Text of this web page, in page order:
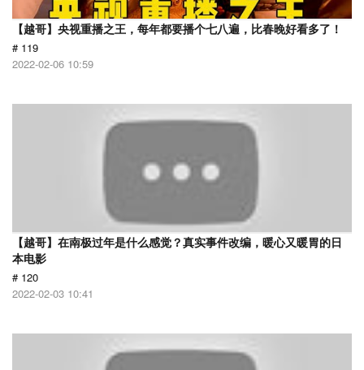
【越哥】央视重播之王，每年都要播个七八遍，比春晚好看多了！
# 119
2022-02-06 10:59
【越哥】在南极过年是什么感觉？真实事件改编，暖心又暖胃的日
本电影
# 120
2022-02-03 10:41